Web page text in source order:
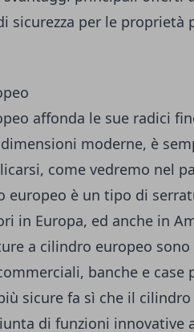
sicurezza per le proprietà
affonda le sue radici
moderne, è
come vedremo nel
europeo è un tipo di
in Europa, ed anche in
a cilindro europeo
banche e case
sicure fa sì che il
di funzioni innovative